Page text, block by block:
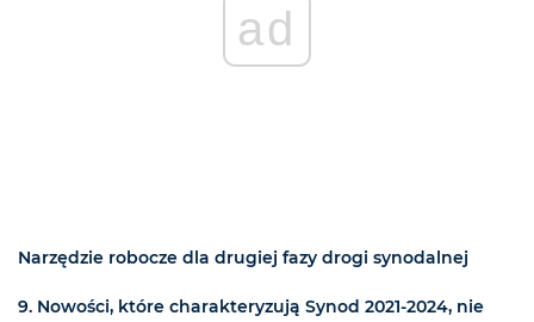
ad
Narzędzie robocze dla drugiej fazy drogi synodalnej
9. Nowości, które charakteryzują Synod 2021-2024, nie